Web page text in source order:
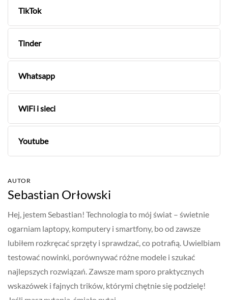
TikTok
Tinder
Whatsapp
WiFi i sieci
Youtube
AUTOR
Sebastian Orłowski
Hej, jestem Sebastian! Technologia to mój świat – świetnie
ogarniam laptopy, komputery i smartfony, bo od zawsze
lubiłem rozkręcać sprzęty i sprawdzać, co potrafią. Uwielbiam
testować nowinki, porównywać różne modele i szukać
najlepszych rozwiązań. Zawsze mam sporo praktycznych
wskazówek i fajnych trików, którymi chętnie się podzielę!